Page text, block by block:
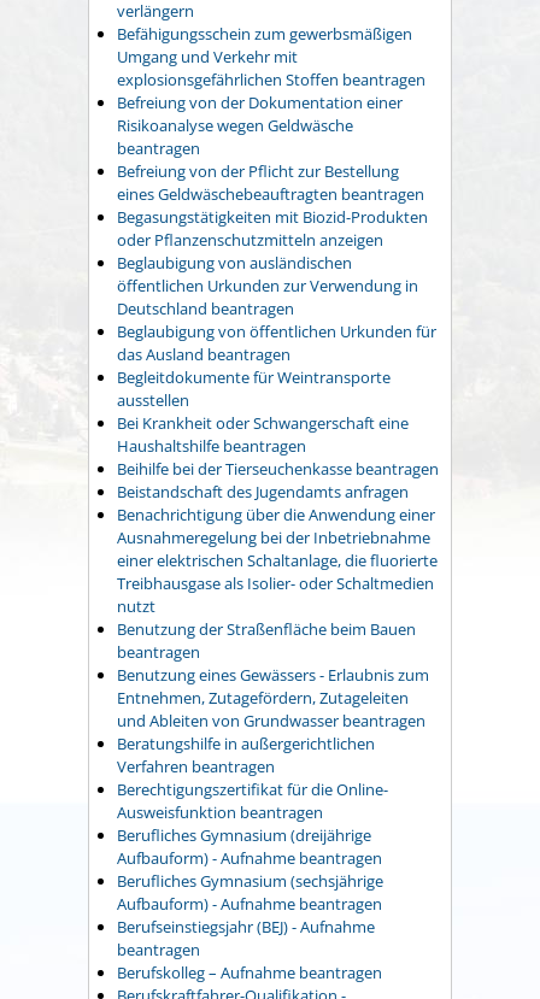
verlängern
Befähigungsschein zum gewerbsmäßigen
Umgang und Verkehr mit
explosionsgefährlichen Stoffen beantragen
Befreiung von der Dokumentation einer
Risikoanalyse wegen Geldwäsche
beantragen
Befreiung von der Pflicht zur Bestellung
eines Geldwäschebeauftragten beantragen
Begasungstätigkeiten mit Biozid-Produkten
oder Pflanzenschutzmitteln anzeigen
Beglaubigung von ausländischen
öffentlichen Urkunden zur Verwendung in
Deutschland beantragen
Beglaubigung von öffentlichen Urkunden für
das Ausland beantragen
Begleitdokumente für Weintransporte
ausstellen
Bei Krankheit oder Schwangerschaft eine
Haushaltshilfe beantragen
Beihilfe bei der Tierseuchenkasse beantragen
Beistandschaft des Jugendamts anfragen
Benachrichtigung über die Anwendung einer
Ausnahmeregelung bei der Inbetriebnahme
einer elektrischen Schaltanlage, die fluorierte
Treibhausgase als Isolier- oder Schaltmedien
nutzt
Benutzung der Straßenfläche beim Bauen
beantragen
Benutzung eines Gewässers - Erlaubnis zum
Entnehmen, Zutagefördern, Zutageleiten
und Ableiten von Grundwasser beantragen
Beratungshilfe in außergerichtlichen
Verfahren beantragen
Berechtigungszertifikat für die Online-
Ausweisfunktion beantragen
Berufliches Gymnasium (dreijährige
Aufbauform) - Aufnahme beantragen
Berufliches Gymnasium (sechsjährige
Aufbauform) - Aufnahme beantragen
Berufseinstiegsjahr (BEJ) - Aufnahme
beantragen
Berufskolleg – Aufnahme beantragen